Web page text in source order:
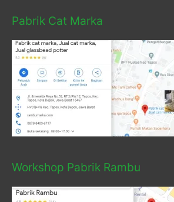
Pabrik Cat Marka
Workshop Pabrik Rambu